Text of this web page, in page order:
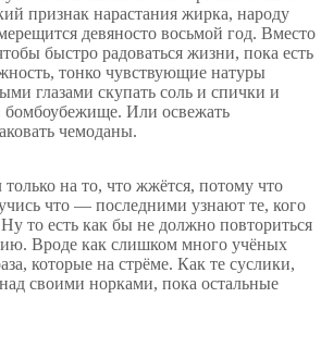
признак нарастания жирка, народу
девяносто восьмой год. Вместо
быстро радоваться жизни, пока есть
тонко чувствующие натуры
глазами скупать соль и спички и
бомбоубежище. Или освежать
чемоданы.
только на то, что жжётся, потому что
что — последними узнают те, кого
то есть как бы не должно повториться
Вроде как слишком много учёных
которые на стрёме. Как те суслики,
своими норками, пока остальные